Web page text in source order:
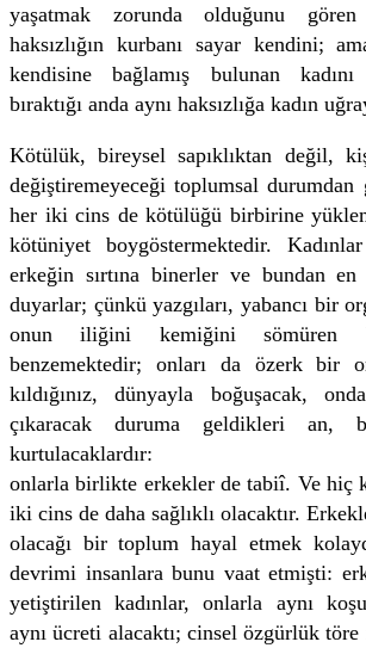
yaşatmak zorunda olduğunu
haksızlığın kurbanı sayar kendini;
kendisine bağlamış bulunan
bıraktığı anda aynı haksızlığa kadın
Kötülük, bireysel sapıklıktan değil,
değiştiremeyeceği toplumsal
her iki cins de kötülüğü birbirine
kötüniyet boygöstermektedir. Kadınlar
erkeğin sırtına binerler ve bundan
duyarlar; çünkü yazgıları, yabancı bir
onun iliğini kemiğini sömüren
benzemektedir; onları da özerk bir
kıldığınız, dünyayla boğuşacak,
çıkaracak duruma geldikleri an,
kurtulacaklardır:
onlarla birlikte erkekler de tabiî. Ve hiç
iki cins de daha sağlıklı olacaktır.
olacağı bir toplum hayal etmek
devrimi insanlara bunu vaat etmişti:
yetiştirilen kadınlar, onlarla aynı
aynı ücreti alacaktı; cinsel özgürlük